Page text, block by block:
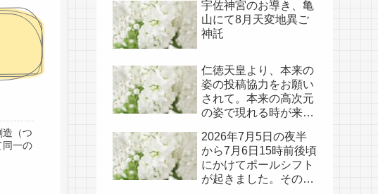
造（つ
同一の
宇佐神宮のお導き、亀
山にて8月天変地異ご
神託
仁徳天皇より、本来の
姿の投稿協力をお願い
されて。本来の高次元
の姿で現れる時が来て
2026年7月5日の夜半
から7月6日15時前後頃
にかけてポールシフト
が起きました。その